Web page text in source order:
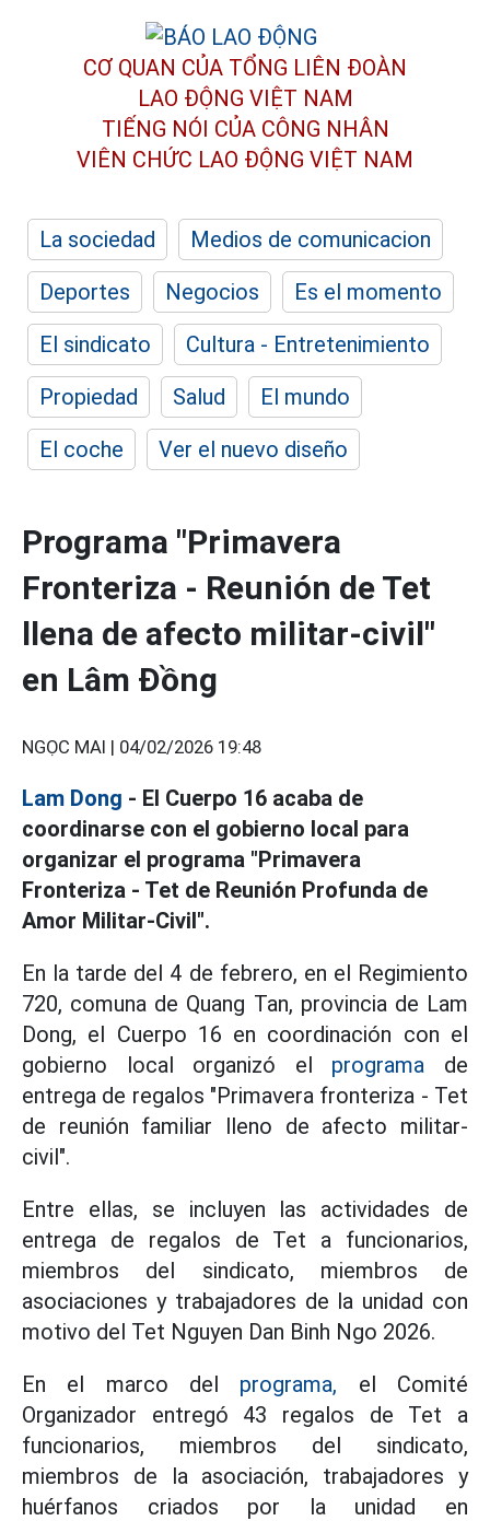
CƠ QUAN CỦA TỔNG LIÊN ĐOÀN
LAO ĐỘNG VIỆT NAM
TIẾNG NÓI CỦA CÔNG NHÂN
VIÊN CHỨC LAO ĐỘNG VIỆT NAM
La sociedad
Medios de comunicacion
Deportes
Negocios
Es el momento
El sindicato
Cultura - Entretenimiento
Propiedad
Salud
El mundo
El coche
Ver el nuevo diseño
Programa "Primavera
Fronteriza - Reunión de Tet
llena de afecto militar-civil"
en Lâm Đồng
NGỌC MAI | 04/02/2026 19:48
Lam Dong - El Cuerpo 16 acaba de
coordinarse con el gobierno local para
organizar el programa "Primavera
Fronteriza - Tet de Reunión Profunda de
Amor Militar-Civil".
En la tarde del 4 de febrero, en el Regimiento
720, comuna de Quang Tan, provincia de Lam
Dong, el Cuerpo 16 en coordinación con el
gobierno local organizó el programa de
entrega de regalos "Primavera fronteriza - Tet
de reunión familiar lleno de afecto militar-
civil".
Entre ellas, se incluyen las actividades de
entrega de regalos de Tet a funcionarios,
miembros del sindicato, miembros de
asociaciones y trabajadores de la unidad con
motivo del Tet Nguyen Dan Binh Ngo 2026.
En el marco del programa, el Comité
Organizador entregó 43 regalos de Tet a
funcionarios, miembros del sindicato,
miembros de la asociación, trabajadores y
huérfanos criados por la unidad en